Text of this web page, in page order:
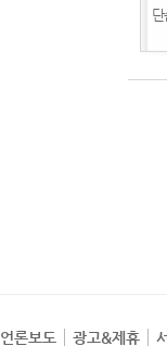
단
언론보도 광고&제휴